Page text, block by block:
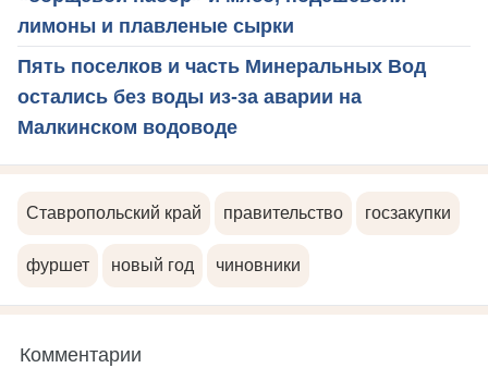
лимоны и плавленые сырки
Пять поселков и часть Минеральных Вод
остались без воды из-за аварии на
Малкинском водоводе
Ставропольский край правительство госзакупки
фуршет новый год чиновники
Комментарии